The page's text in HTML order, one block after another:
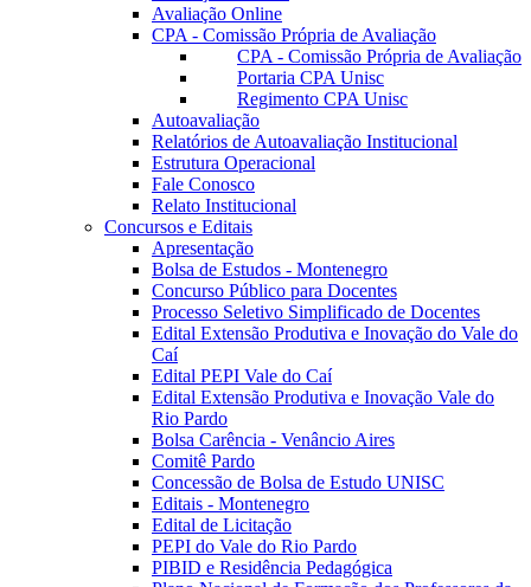
Avaliação Online
CPA - Comissão Própria de Avaliação
CPA - Comissão Própria de Avaliação
Portaria CPA Unisc
Regimento CPA Unisc
Autoavaliação
Relatórios de Autoavaliação Institucional
Estrutura Operacional
Fale Conosco
Relato Institucional
Concursos e Editais
Apresentação
Bolsa de Estudos - Montenegro
Concurso Público para Docentes
Processo Seletivo Simplificado de Docentes
Edital Extensão Produtiva e Inovação do Vale do
Caí
Edital PEPI Vale do Caí
Edital Extensão Produtiva e Inovação Vale do
Rio Pardo
Bolsa Carência - Venâncio Aires
Comitê Pardo
Concessão de Bolsa de Estudo UNISC
Editais - Montenegro
Edital de Licitação
PEPI do Vale do Rio Pardo
PIBID e Residência Pedagógica